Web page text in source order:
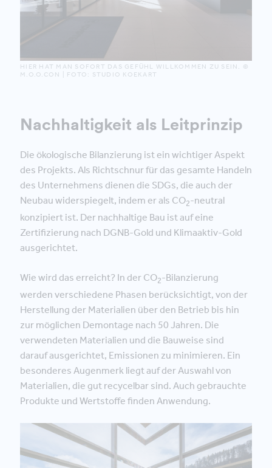
HIER HAT MAN SOFORT DAS GEFÜHL WILLKOMMEN ZU SEIN. ©
M.O.O.CON | FOTO: STUDIO KOEKART
Nachhaltigkeit als Leitprinzip
Die ökologische Bilanzierung ist ein wichtiger Aspekt
des Projekts. Als Richtschnur für das gesamte Handeln
des Unternehmens dienen die SDGs, die auch der
Neubau widerspiegelt, indem er als CO2-neutral
konzipiert ist. Der nachhaltige Bau ist auf eine
Zertifizierung nach DGNB-Gold und Klimaaktiv-Gold
ausgerichtet.
Wie wird das erreicht? In der CO2-Bilanzierung
werden verschiedene Phasen berücksichtigt, von der
Herstellung der Materialien über den Betrieb bis hin
zur möglichen Demontage nach 50 Jahren. Die
verwendeten Materialien und die Bauweise sind
darauf ausgerichtet, Emissionen zu minimieren. Ein
besonderes Augenmerk liegt auf der Auswahl von
Materialien, die gut recycelbar sind. Auch gebrauchte
Produkte und Wertstoffe finden Anwendung.